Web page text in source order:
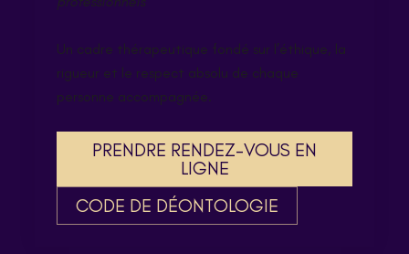
Un cadre thérapeutique fondé sur l’éthique, la
rigueur et le respect absolu de chaque
personne accompagnée.
PRENDRE RENDEZ-VOUS EN
LIGNE
CODE DE DÉONTOLOGIE